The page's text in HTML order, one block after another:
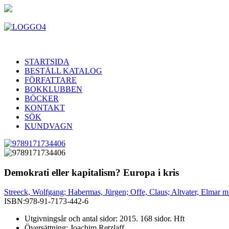
STARTSIDA
BESTÄLL KATALOG
FÖRFATTARE
BOKKLUBBEN
BÖCKER
KONTAKT
SÖK
KUNDVAGN
Demokrati eller kapitalism? Europa i kris
Streeck, Wolfgang; Habermas, Jürgen; Offe, Claus; Altvater, Elmar
ISBN:978-91-7173-442-6
Utgivningsår och antal sidor: 2015. 168 sidor. Hft